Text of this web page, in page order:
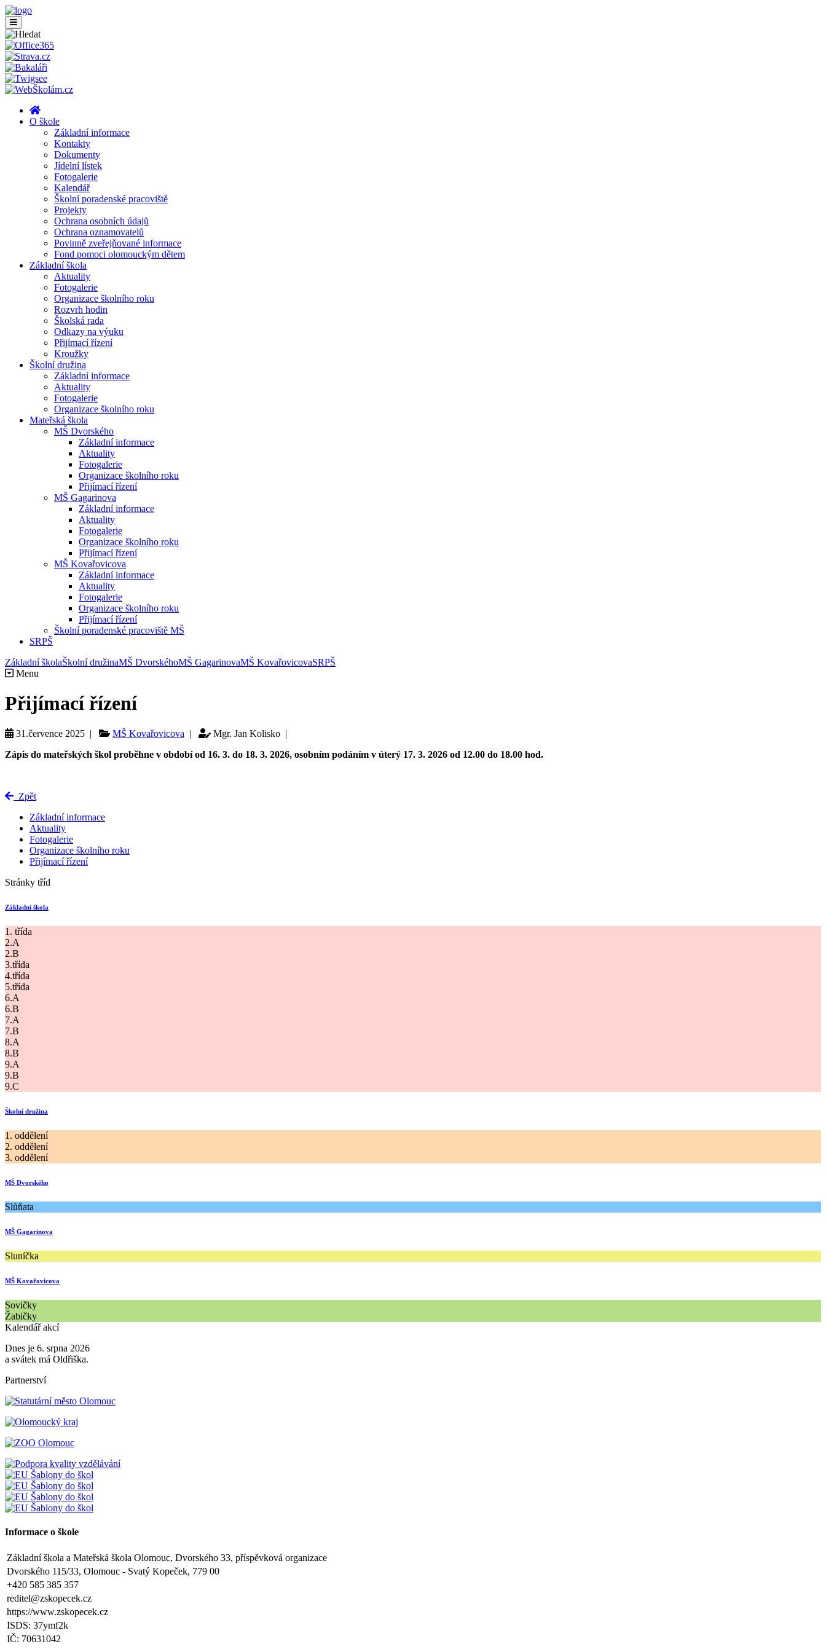
O škole
Základní informace
Kontakty
Dokumenty
Jídelní lístek
Fotogalerie
Kalendář
Školní poradenské pracoviště
Projekty
Ochrana osobních údajů
Ochrana oznamovatelů
Povinně zveřejňované informace
Fond pomoci olomouckým dětem
Základní škola
Aktuality
Fotogalerie
Organizace školního roku
Rozvrh hodin
Školská rada
Odkazy na výuku
Přijímací řízení
Kroužky
Školní družina
Základní informace
Aktuality
Fotogalerie
Organizace školního roku
Mateřská škola
MŠ Dvorského
Základní informace
Aktuality
Fotogalerie
Organizace školního roku
Přijímací řízení
MŠ Gagarinova
Základní informace
Aktuality
Fotogalerie
Organizace školního roku
Přijímací řízení
MŠ Kovařovicova
Základní informace
Aktuality
Fotogalerie
Organizace školního roku
Přijímací řízení
Školní poradenské pracoviště MŠ
SRPŠ
Základní školaŠkolní družinaMŠ DvorskéhoMŠ GagarinovaMŠ KovařovicovaSRPŠ
Menu
Přijímací řízení
31.července 2025 | MŠ Kovařovicova |
Mgr. Jan Kolisko |
Zápis do mateřských škol proběhne v období od 16. 3. do 18. 3. 2026, osobním podáním v úterý 17. 3. 2026 od 12.00 do 18.00 hod.
Zpět
Základní informace
Aktuality
Fotogalerie
Organizace školního roku
Přijímací řízení
Stránky tříd
Základní škola
1. třída
2.A
2.B
3.třída
4.třída
5.třída
6.A
6.B
7.A
7.B
8.A
8.B
9.A
9.B
9.C
Školní družina
1. oddělení
2. oddělení
3. oddělení
MŠ Dvorského
Slůňata
MŠ Gagarinova
Sluníčka
MŠ Kovařovicova
Sovičky
Žabičky
Kalendář akcí
Dnes je 6. srpna 2026
a svátek má Oldřiška.
Partnerství
Informace o škole
Základní škola a Mateřská škola Olomouc, Dvorského 33, příspěvková organizace
Dvorského 115/33, Olomouc - Svatý Kopeček, 779 00
+420 585 385 357
reditel@zskopecek.cz
https://www.zskopecek.cz
ISDS: 37ymf2k
IČ: 70631042